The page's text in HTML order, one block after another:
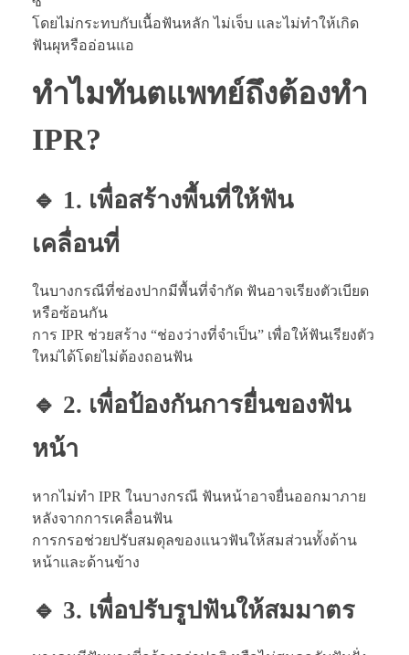
โดยไม่กระทบกับเนื้อฟันหลัก ไม่เจ็บ และไม่ทำให้เกิด
ฟันผุหรืออ่อนแอ
ทำไมทันตแพทย์ถึงต้องทำ
IPR?
🔹 1. เพื่อสร้างพื้นที่ให้ฟัน
เคลื่อนที่
ในบางกรณีที่ช่องปากมีพื้นที่จำกัด ฟันอาจเรียงตัวเบียด
หรือซ้อนกัน
การ IPR ช่วยสร้าง “ช่องว่างที่จำเป็น” เพื่อให้ฟันเรียงตัว
ใหม่ได้โดยไม่ต้องถอนฟัน
🔹 2. เพื่อป้องกันการยื่นของฟัน
หน้า
หากไม่ทำ IPR ในบางกรณี ฟันหน้าอาจยื่นออกมาภาย
หลังจากการเคลื่อนฟัน
การกรอช่วยปรับสมดุลของแนวฟันให้สมส่วนทั้งด้าน
หน้าและด้านข้าง
🔹 3. เพื่อปรับรูปฟันให้สมมาตร